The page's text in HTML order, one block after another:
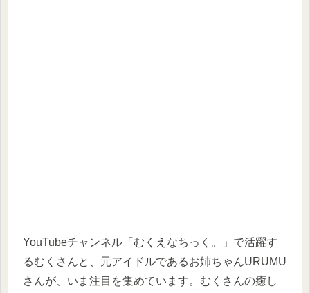
YouTubeチャンネル「むくえなちっく。」で活躍す
るむくさんと、元アイドルであるお姉ちゃんURUMU
さんが、いま注目を集めています。むくさんの癒し